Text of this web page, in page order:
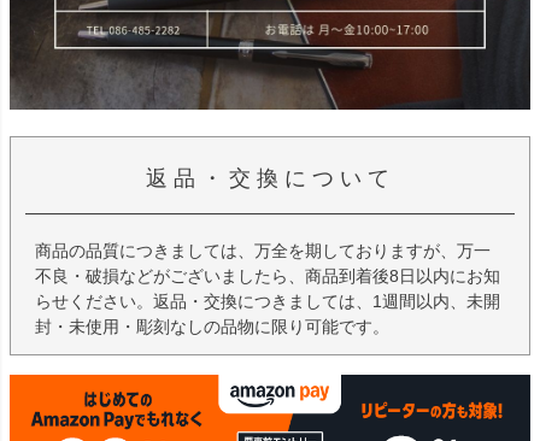
返品・交換について
商品の品質につきましては、万全を期しておりますが、万一
不良・破損などがございましたら、商品到着後8日以内にお知
らせください。返品・交換につきましては、1週間以内、未開
封・未使用・彫刻なしの品物に限り可能です。